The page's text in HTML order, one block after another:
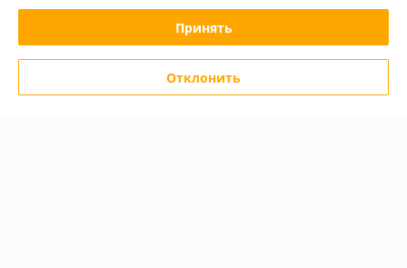
Полная версия сайта
Политика обработки cookies
Принять
Отклонить